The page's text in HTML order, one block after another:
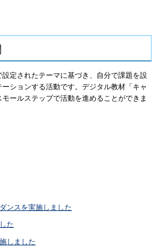
定されたテーマに基づき、自分で課題を設
ションする活動です。デジタル教材「キャ
ールステップで活動を進めることができま
ンスを実施しました
た
しました